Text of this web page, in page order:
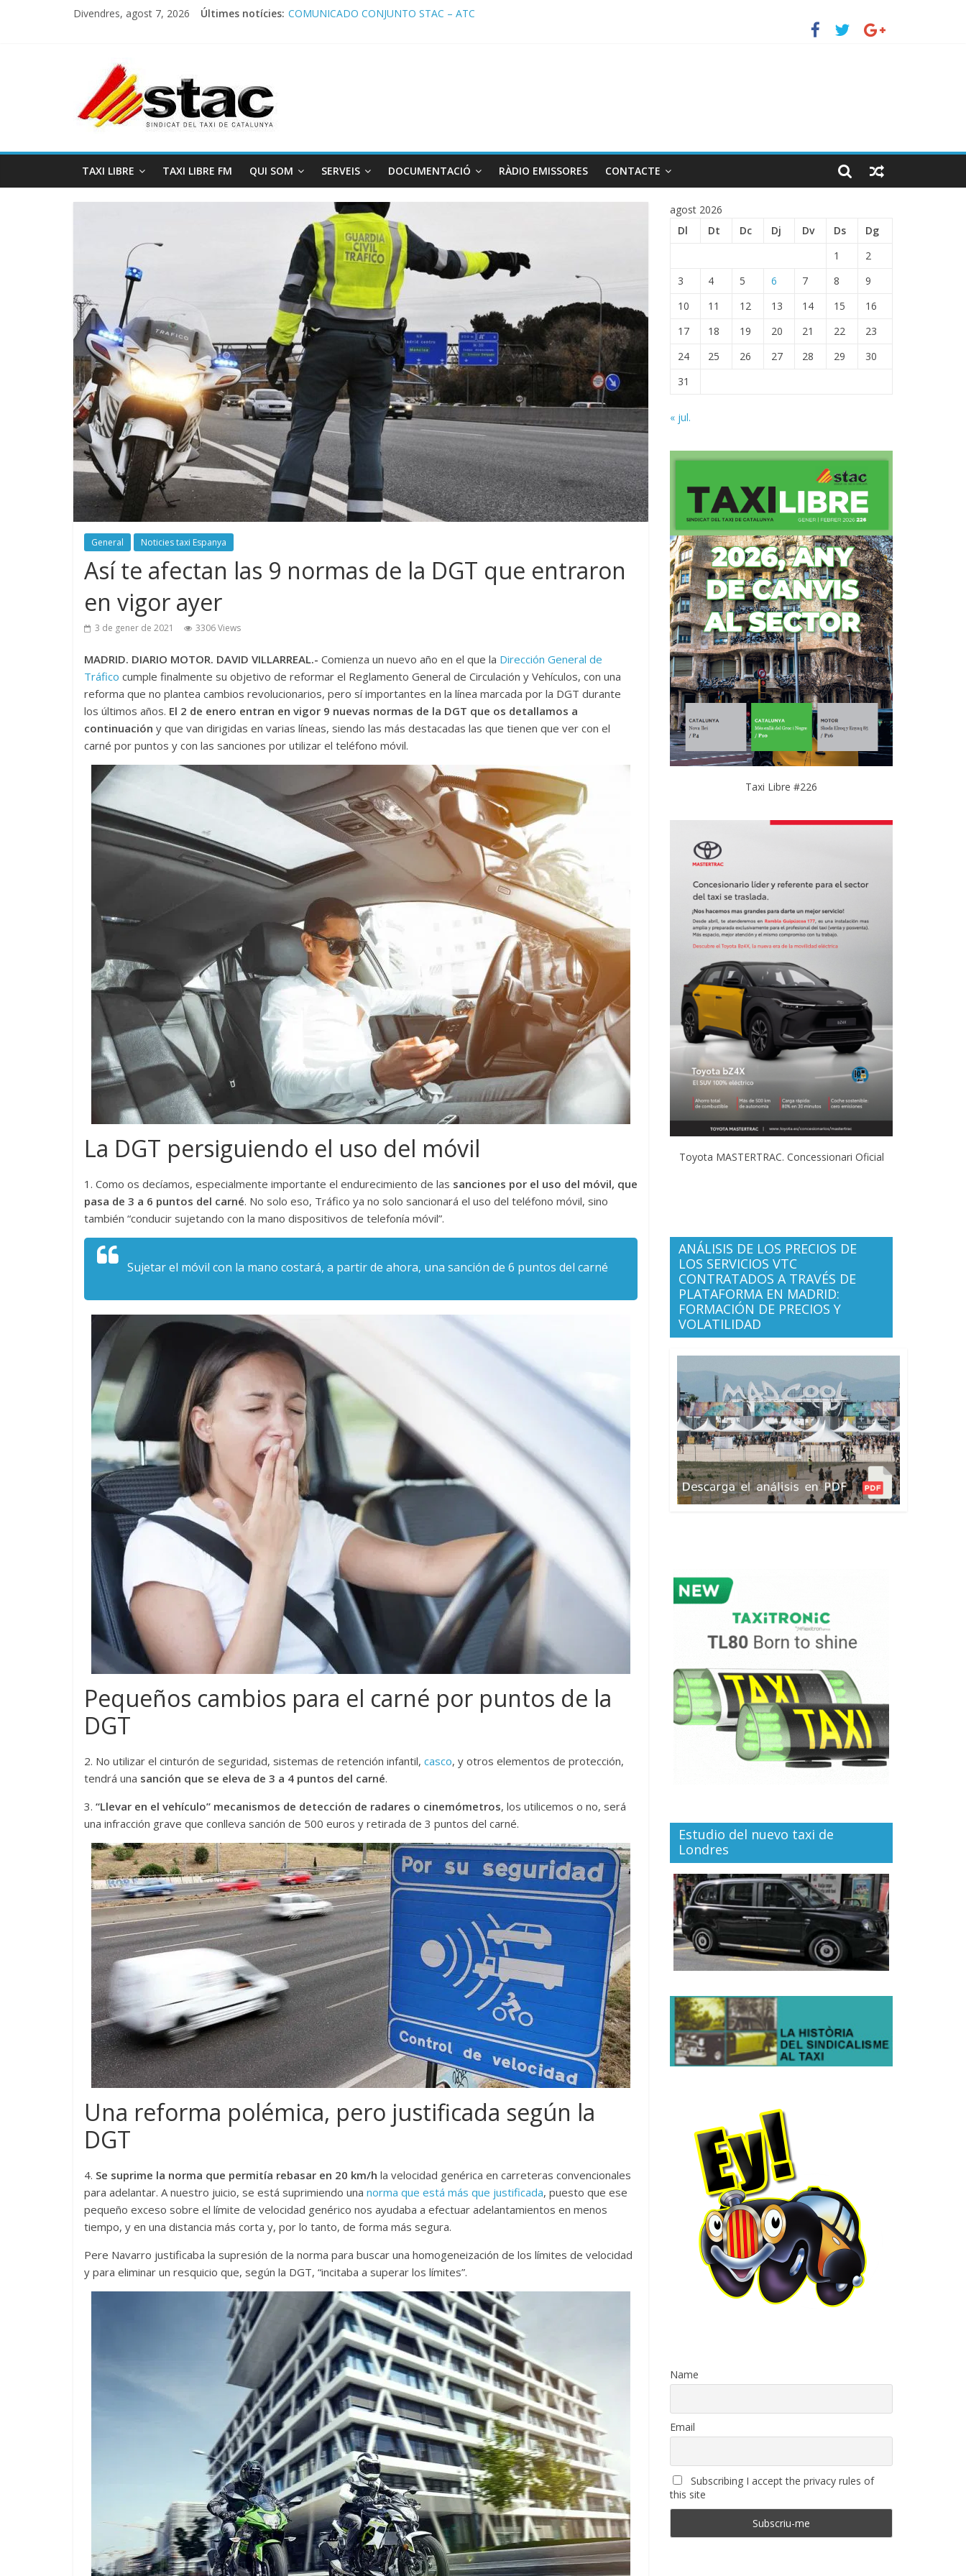
Divendres, agost 7, 2026 Últimes notícies: COMUNICADO CONJUNTO STAC – ATC
TAXI LIBRE TAXI LIBRE FM QUI SOM SERVEIS DOCUMENTACIÓ RÀDIO EMISSORES CONTACTE
General Noticies taxi Espanya
Así te afectan las 9 normas de la DGT que entraron
en vigor ayer
3 de gener de 2021 3306 Views
MADRID. DIARIO MOTOR. DAVID VILLARREAL.- Comienza un nuevo año en el que la Dirección General de
Tráfico cumple finalmente su objetivo de reformar el Reglamento General de Circulación y Vehículos, con una
reforma que no plantea cambios revolucionarios, pero sí importantes en la línea marcada por la DGT durante
los últimos años. El 2 de enero entran en vigor 9 nuevas normas de la DGT que os detallamos a
continuación y que van dirigidas en varias líneas, siendo las más destacadas las que tienen que ver con el
carné por puntos y con las sanciones por utilizar el teléfono móvil.
La DGT persiguiendo el uso del móvil
1. Como os decíamos, especialmente importante el endurecimiento de las sanciones por el uso del móvil, que
pasa de 3 a 6 puntos del carné. No solo eso, Tráfico ya no solo sancionará el uso del teléfono móvil, sino
también “conducir sujetando con la mano dispositivos de telefonía móvil”.
Sujetar el móvil con la mano costará, a partir de ahora, una sanción de 6 puntos del carné
Pequeños cambios para el carné por puntos de la
DGT
2. No utilizar el cinturón de seguridad, sistemas de retención infantil, casco, y otros elementos de protección,
tendrá una sanción que se eleva de 3 a 4 puntos del carné.
3. “Llevar en el vehículo” mecanismos de detección de radares o cinemómetros, los utilicemos o no, será
una infracción grave que conlleva sanción de 500 euros y retirada de 3 puntos del carné.
Una reforma polémica, pero justificada según la
DGT
4. Se suprime la norma que permitía rebasar en 20 km/h la velocidad genérica en carreteras convencionales
para adelantar. A nuestro juicio, se está suprimiendo una norma que está más que justificada, puesto que ese
pequeño exceso sobre el límite de velocidad genérico nos ayudaba a efectuar adelantamientos en menos
tiempo, y en una distancia más corta y, por lo tanto, de forma más segura.
Pere Navarro justificaba la supresión de la norma para buscar una homogeneización de los límites de velocidad
y para eliminar un resquicio que, según la DGT, “incitaba a superar los límites”.
agost 2026
Dl
Dt Dc Dj Dv Ds
Dg
1
2
3
4 5 6 7 8
9
10
11 12 13 14 15
16
17
18 19 20 21 22
23
24
25 26 27 28 29
30
31
« jul.
Taxi Libre #226
Toyota MASTERTRAC. Concessionari Oficial
ANÁLISIS DE LOS PRECIOS DE
LOS SERVICIOS VTC
CONTRATADOS A TRAVÉS DE
PLATAFORMA EN MADRID:
FORMACIÓN DE PRECIOS Y
VOLATILIDAD
Estudio del nuevo taxi de
Londres
Name
Email
Subscribing I accept the privacy rules of
this site